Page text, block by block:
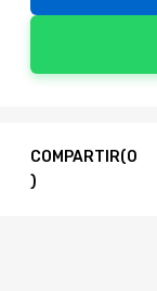
COMPARTIR(0
)